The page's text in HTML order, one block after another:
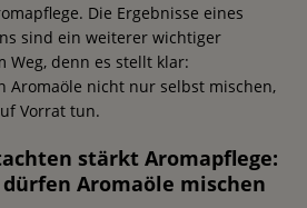
Die Ergebnisse eines
sind ein weiterer wichtiger
Weg, denn es stellt klar:
Aromaöle nicht nur selbst mischen,
Vorrat tun.
stärkt Aromapflege:
Aromaöle mischen